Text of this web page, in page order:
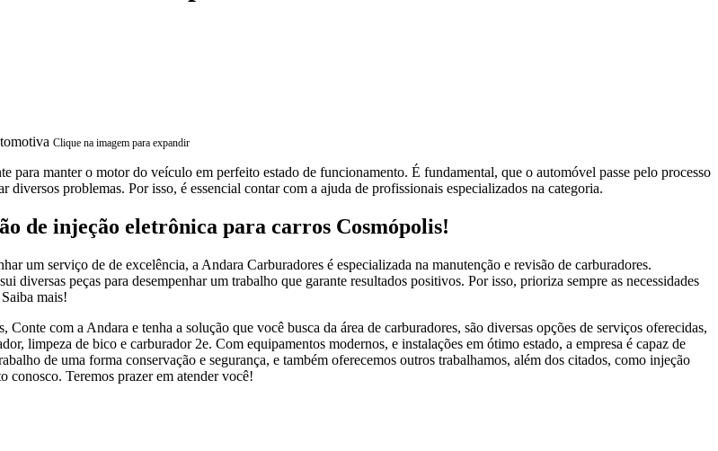
Clique na imagem para expandir
para manter o motor do veículo em perfeito estado de funcionamento. É fundamental, que o automóvel passe pelo processo
problemas. Por isso, é essencial contar com a ajuda de profissionais especializados na categoria.
de injeção eletrônica para carros Cosmópolis!
um serviço de de excelência, a Andara Carburadores é especializada na manutenção e revisão de carburadores.
peças para desempenhar um trabalho que garante resultados positivos. Por isso, prioriza sempre as necessidades
mais!
com a Andara e tenha a solução que você busca da área de carburadores, são diversas opções de serviços oferecidas,
limpeza de bico e carburador 2e. Com equipamentos modernos, e instalações em ótimo estado, a empresa é capaz de
de uma forma conservação e segurança, e também oferecemos outros trabalhamos, além dos citados, como injeção
conosco. Teremos prazer em atender você!